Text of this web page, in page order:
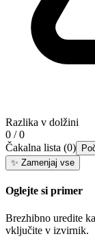
Razlika v dolžini
0 / 0
Čakalna lista (0)
✨ Zamenjaj vse
Oglejte si primer
Brezhibno uredite
vključite v izvirnik.